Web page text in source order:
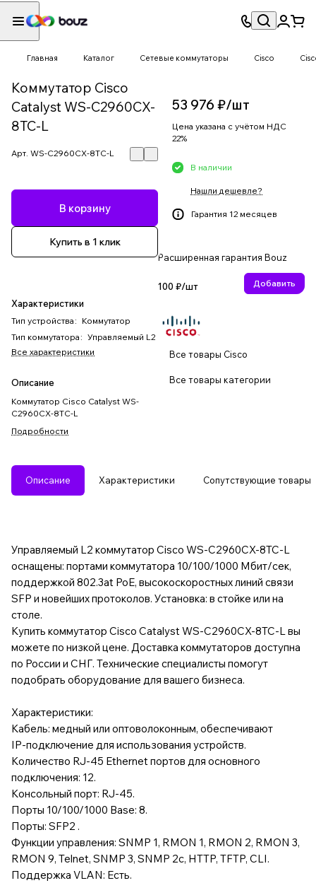
Главная Каталог Сетевые коммутаторы Cisco
Коммутатор Cisco
Catalyst WS-C2960CX-
8TC-L
Арт. WS-C2960CX-8TC-L
В корзину
Купить в 1 клик
Характеристики
Тип устройства : Коммутатор
Тип коммутатора : Управляемый L2
Все характеристики
Описание
Коммутатор Cisco Catalyst WS-
C2960CX-8TC-L
Подробности
53 976 ₽/шт
Цена указана с учётом НДС
22%
В наличии
Нашли дешевле?
Гарантия 12 месяцев
Расширенная гарантия Bouz
100 ₽/шт Добавить
Все товары Cisco
Все товары категории
Описание Характеристики Сопутствующие товары
Управляемый L2 коммутатор Cisco WS-C2960CX-8TC-L
оснащены: портами коммутатора 10/100/1000 Мбит/сек,
поддержкой 802.3at PoE, высокоскоростных линий связи
SFP и новейших протоколов. Установка: в стойке или на
столе.
Купить коммутатор Cisco Catalyst WS-C2960CX-8TC-L вы
можете по низкой цене. Доставка коммутаторов доступна
по России и СНГ. Технические специалисты помогут
подобрать оборудование для вашего бизнеса.
Характеристики:
Кабель: медный или оптоволоконным, обеспечивают
IP-подключение для использования устройств.
Количество RJ-45 Ethernet портов для основного
подключения: 12.
Консольный порт: RJ-45.
Порты 10/100/1000 Base: 8.
Порты: SFP2 .
Функции управления: SNMP 1, RMON 1, RMON 2, RMON 3,
RMON 9, Telnet, SNMP 3, SNMP 2c, HTTP, TFTP, CLI.
Поддержка VLAN: Есть.